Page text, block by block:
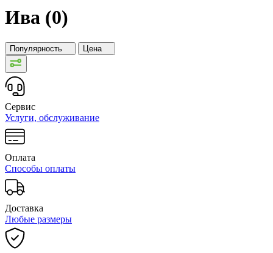
Ива (0)
Популярность Цена
Сервис
Услуги, обслуживание
Оплата
Способы оплаты
Доставка
Любые размеры